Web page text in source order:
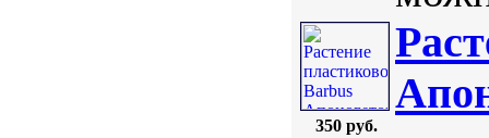
350 руб.